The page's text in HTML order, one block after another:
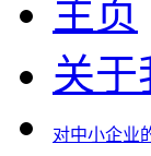
主页
关于
对中小企业